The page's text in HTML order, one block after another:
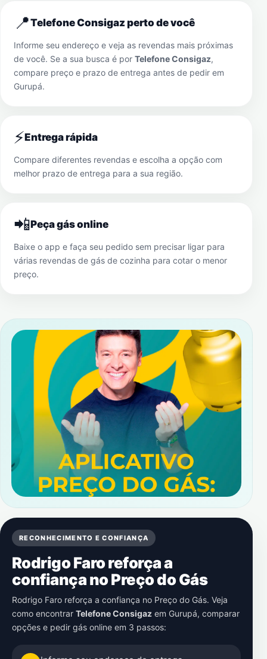
📍Telefone Consigaz perto de você
Informe seu endereço e veja as revendas mais próximas
de você. Se a sua busca é por Telefone Consigaz,
compare preço e prazo de entrega antes de pedir em
Gurupá.
⚡Entrega rápida
Compare diferentes revendas e escolha a opção com
melhor prazo de entrega para a sua região.
📲Peça gás online
Baixe o app e faça seu pedido sem precisar ligar para
várias revendas de gás de cozinha para cotar o menor
preço.
RECONHECIMENTO E CONFIANÇA
Rodrigo Faro reforça a
confiança no Preço do Gás
Rodrigo Faro reforça a confiança no Preço do Gás. Veja
como encontrar Telefone Consigaz em Gurupá, comparar
opções e pedir gás online em 3 passos: